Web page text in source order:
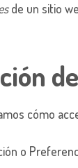
de un sitio
de
cómo
o